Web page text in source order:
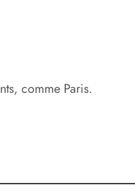
comme Paris.